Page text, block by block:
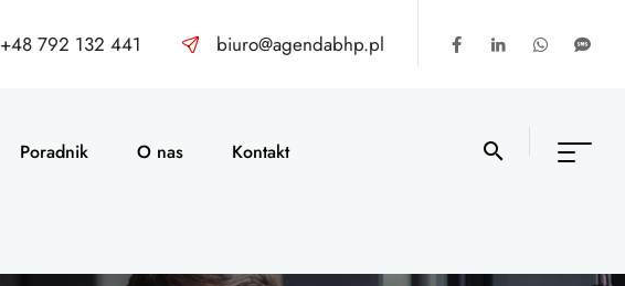
+48 792 132 441 biuro@agendabhp.pl
Poradnik O nas Kontakt